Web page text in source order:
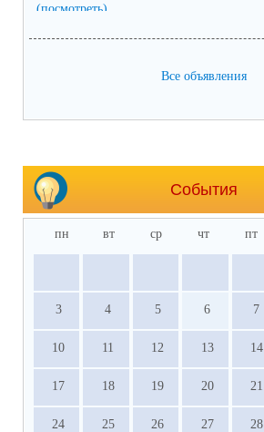
(посмотреть)
Все объявления
События
пн вт ср чт пт
3 4 5 6 7
10 11 12 13 14
17 18 19 20 21
24 25 26 27 28